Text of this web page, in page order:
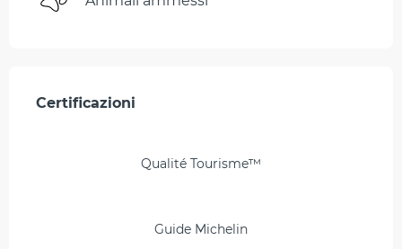
Offerte di prestazioni
Certificazioni
Certificazioni
Qualité Tourisme™
Guide Michelin